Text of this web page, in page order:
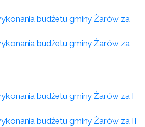
budżetu gminy Żarów za
budżetu gminy Żarów za
budżetu gminy Żarów za I
budżetu gminy Żarów za II